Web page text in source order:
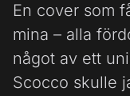
En cover som
mina – alla
något av ett
Scocco skulle